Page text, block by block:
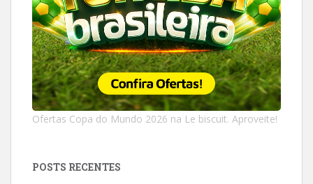
Ofertas Copa do Mundo 2026 na Le biscuit. Aproveite!
POSTS RECENTES